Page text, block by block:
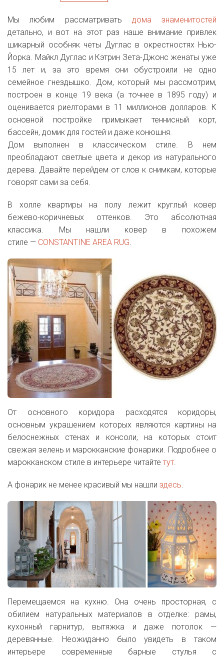
Мы любим рассматривать дома знаменитостей
детально, и вот на этот раз наше внимание привлек
шикарный особняк четы Дуглас в окрестностях Нью-
Йорка. Майкл Дуглас и Кэтрин Зета-Джонс женаты уже
15 лет и, за это время они обустроили не одно
семейное гнездышко. Дом, который мы рассмотрим,
построен в конце 19 века (а точнее в 1895 году) и
оценивается риелторами в 11 миллионов долларов. К
основной постройке примыкает теннисный корт,
бассейн, домик для гостей и даже конюшня.
Дом выполнен в классическом стиле. В нем
преобладают светлые цвета и декор из натурального
дерева. Давайте перейдем от слов к снимкам, которые
говорят сами за себя.
В холле квартиры на полу лежит круглый ковер
бежево-коричневых оттенков. Это абсолютная
классика. Мы нашли ковер в похожем
стиле — CONSTANTINE AREA RUG.
От основного коридора расходятся коридоры,
основным украшением которых являются картины на
белоснежных стенах и консоли, на которых стоит
свежая зелень и марокканские фонарики. Подробнее о
марокканском стиле в интерьере читайте тут.
А фонарик не менее красивый мы нашли здесь.
Перемещаемся на кухню. Она очень просторная, с
обилием натуральных материалов в отделке: рамы,
кухонный гарнитур, вытяжка и даже потолок —
деревянные. Неожиданно было увидеть в таком
интерьере современные барные стулья с